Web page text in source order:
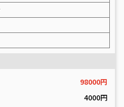
98000円
4000円